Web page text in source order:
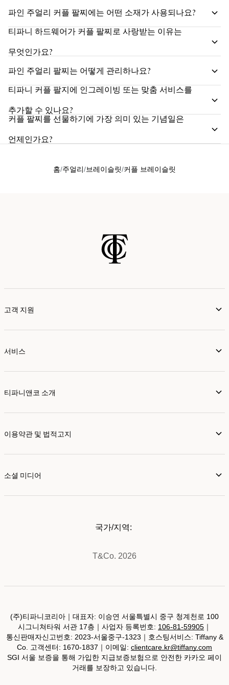
파인 주얼리 커플 팔찌에는 어떤 소재가 사용되나요?
티파니 하드웨어가 커플 팔찌로 사랑받는 이유는
무엇인가요?
파인 주얼리 팔찌는 어떻게 관리하나요?
티파니 커플 팔지에 인그레이빙 또는 맞춤 서비스를
추가할 수 있나요?
커플 팔찌를 선물하기에 가장 의미 있는 기념일은
언제인가요?
홈 주얼리 브레이슬릿 커플 브레이슬릿
고객 지원
서비스
티파니앤코 소개
이용약관 및 법적고지
소셜 미디어
T&Co. 2026
국가/지역:
(주)티파니코리아｜대표자: 이승연 서울특별시 중구 청계천로 100
시그니쳐타워 서관 17층｜사업자 등록번호: 106-81-59905 ｜
통신판매자신고번호: 2023-서울중구-1323｜호스팅서비스: Tiffany &
Co. 고객센터: 1670-1837｜이메일: clientcare.kr@tiffany.com
SGI 서울 보증을 통해 가입한 지급보증보험으로 안전한 카카오 페이
거래를 보장하고 있습니다.